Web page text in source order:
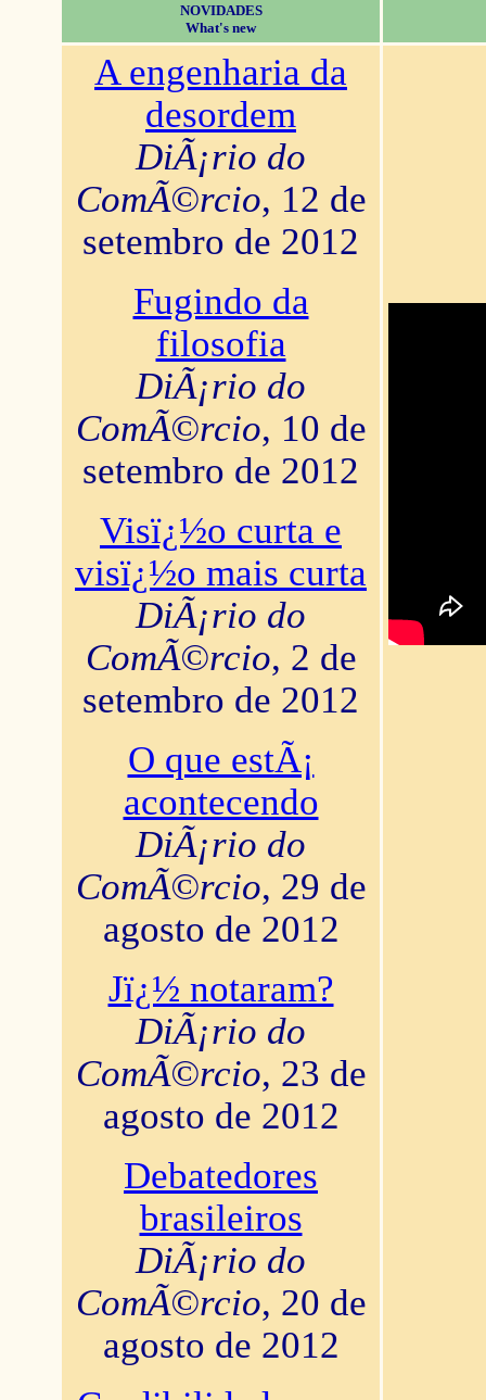
NOVIDADES
What's new
A engenharia da
desordem
DiÃ¡rio do
ComÃ©rcio, 12 de
setembro de 2012
Fugindo da
filosofia
DiÃ¡rio do
ComÃ©rcio, 10 de
setembro de 2012
Visï¿½o curta e
visï¿½o mais curta
DiÃ¡rio do
ComÃ©rcio, 2 de
setembro de 2012
O que estÃ¡
acontecendo
DiÃ¡rio do
ComÃ©rcio, 29 de
agosto de 2012
Jï¿½ notaram?
DiÃ¡rio do
ComÃ©rcio, 23 de
agosto de 2012
Debatedores
brasileiros
DiÃ¡rio do
ComÃ©rcio, 20 de
agosto de 2012